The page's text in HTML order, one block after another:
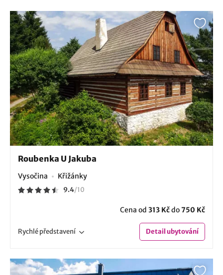
Roubenka U Jakuba
Vysočina Křižánky
9.4/10
Cena od 313 Kčdo750 Kč
Rychlépředstavení Detailubytování